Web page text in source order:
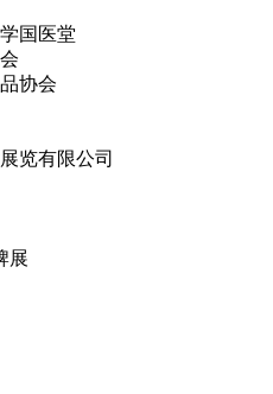
国医堂
协会
览有限公司
展